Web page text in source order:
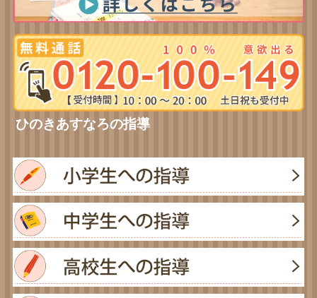
ひのきあすなろの指導